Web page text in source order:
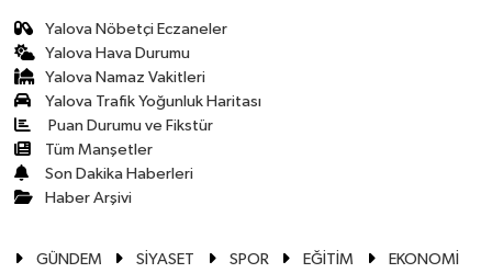
Yalova Nöbetçi Eczaneler
Yalova Hava Durumu
Yalova Namaz Vakitleri
Yalova Trafik Yoğunluk Haritası
Puan Durumu ve Fikstür
Tüm Manşetler
Son Dakika Haberleri
Haber Arşivi
GÜNDEM SİYASET SPOR EĞİTİM EKONOMİ